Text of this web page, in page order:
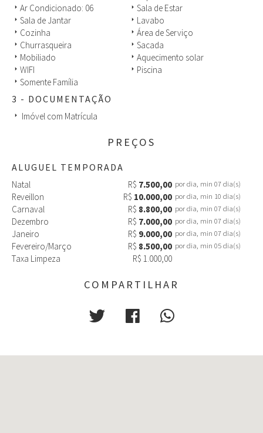
Perto do melhor lugar na praia, meia quadra da Av. Búzios, em
rua tranquila.
Outras observações
Nossa intenção é locar para famílias, não temos interesse na
locação para grupos de amigos, haja vista que prezamos pela
tranquilidade de nossa vizinhança e pela segurança da casa e
hóspedes.
arrow_right Ar Condicionado: 06 arrow_right Sala de Estar
arrow_right Sala de Jantar arrow_right Lavabo
arrow_right Cozinha arrow_right Área de Serviço
arrow_right Churrasqueira arrow_right Sacada
arrow_right Mobiliado arrow_right Aquecimento solar
arrow_right WIFI arrow_right Piscina
arrow_right Somente Família
3 - DOCUMENTAÇÃO
arrow_right Imóvel com Matrícula
PREÇOS
ALUGUEL TEMPORADA
Natal R$ 7.500,00 por dia, min 07 dia(s)
Reveillon R$ 10.000,00 por dia, min 10 dia(s)
Carnaval R$ 8.800,00 por dia, min 07 dia(s)
Dezembro R$ 7.000,00 por dia, min 07 dia(s)
Janeiro R$ 9.000,00 por dia, min 07 dia(s)
Fevereiro/Março R$ 8.500,00 por dia, min 05 dia(s)
Taxa Limpeza R$ 1.000,00
COMPARTILHAR